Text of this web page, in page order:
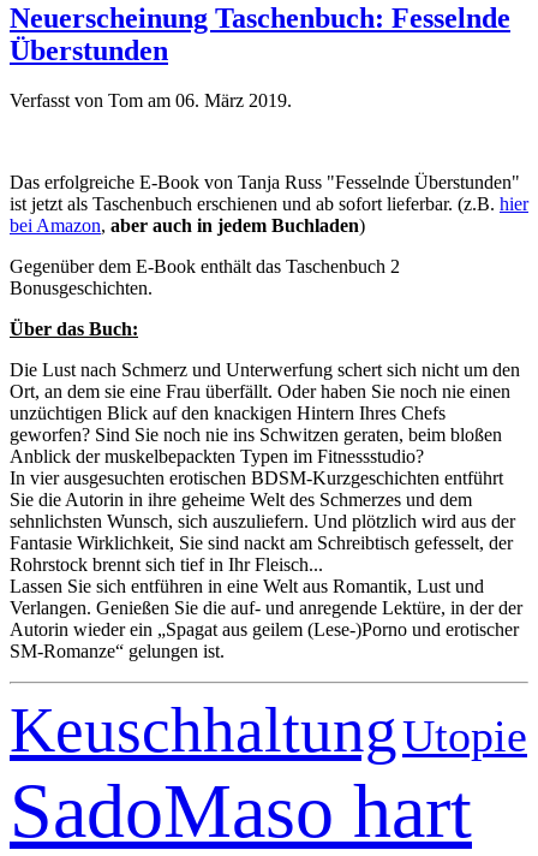
Neuerscheinung Taschenbuch: Fesselnde
Überstunden
Verfasst von Tom am 06. März 2019.
Das erfolgreiche E-Book von Tanja Russ "Fesselnde Überstunden"
ist jetzt als Taschenbuch erschienen und ab sofort lieferbar. (z.B. hier
bei Amazon, aber auch in jedem Buchladen)
Gegenüber dem E-Book enthält das Taschenbuch 2
Bonusgeschichten.
Über das Buch:
Die Lust nach Schmerz und Unterwerfung schert sich nicht um den
Ort, an dem sie eine Frau überfällt. Oder haben Sie noch nie einen
unzüchtigen Blick auf den knackigen Hintern Ihres Chefs
geworfen? Sind Sie noch nie ins Schwitzen geraten, beim bloßen
Anblick der muskelbepackten Typen im Fitnessstudio?
In vier ausgesuchten erotischen BDSM-Kurzgeschichten entführt
Sie die Autorin in ihre geheime Welt des Schmerzes und dem
sehnlichsten Wunsch, sich auszuliefern. Und plötzlich wird aus der
Fantasie Wirklichkeit, Sie sind nackt am Schreibtisch gefesselt, der
Rohrstock brennt sich tief in Ihr Fleisch...
Lassen Sie sich entführen in eine Welt aus Romantik, Lust und
Verlangen. Genießen Sie die auf- und anregende Lektüre, in der der
Autorin wieder ein „Spagat aus geilem (Lese-)Porno und erotischer
SM-Romanze“ gelungen ist.
KeuschhaltungUtopie
SadoMaso hart